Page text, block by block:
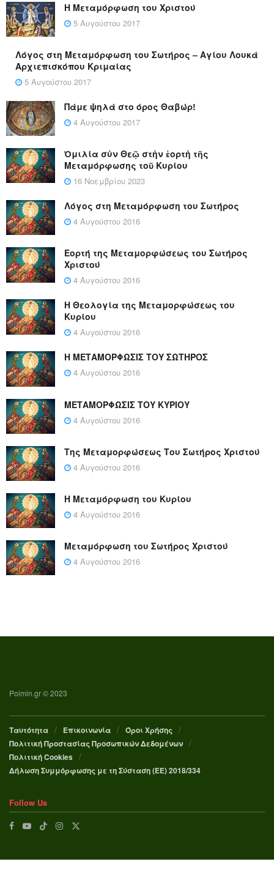
Η Μεταμόρφωση του Χριστού
5 Αυγούστου 2017
Λόγος στη Μεταμόρφωση του Σωτήρος – Αγίου Λουκά
Αρχιεπισκόπου Κριμαίας
5 Αυγούστου 2017
Πάμε ψηλά στο όρος Θαβώρ!
4 Αυγούστου 2017
Ὁμιλία σὺν Θεῷ στὴν ἑορτὴ τῆς
Μεταμόρφωσης τοῦ Κυρίου
16 Νοεμβρίου 2023
Λόγος στη Μεταμόρφωση του Σωτήρος
4 Αυγούστου 2016
Εορτή της Μεταμορφώσεως του Σωτήρος
Χριστού
4 Αυγούστου 2016
Η Θεολογία της Μεταμορφώσεως του
Κυρίου
4 Αυγούστου 2016
Η ΜΕΤΑΜΟΡΦΩΣΙΣ ΤΟΥ ΣΩΤΗΡΟΣ
4 Αυγούστου 2016
ΜΕΤΑΜΟΡΦΩΣΙΣ ΤΟΥ ΚΥΡΙΟΥ
4 Αυγούστου 2016
Της Μεταμορφώσεως Του Σωτήρος Χριστού
4 Αυγούστου 2016
Η Μεταμόρφωση του Κυρίου
4 Αυγούστου 2016
Μεταμόρφωση του Σωτήρος Χριστού
4 Αυγούστου 2016
Poimin.gr © 2023
Ταυτότητα Επικοινωνία
Όροι Χρήσης
Πολιτική Προστασίας Προσωπικών Δεδομένων
Πολιτική Cookies
Δήλωση Συμμόρφωσης με τη Σύσταση (ΕΕ) 2018/334
Follow Us